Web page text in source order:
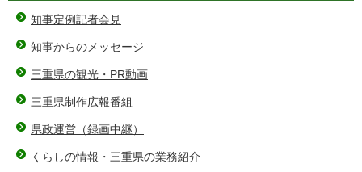
知事定例記者会見
知事からのメッセージ
三重県の観光・PR動画
三重県制作広報番組
県政運営（録画中継）
くらしの情報・三重県の業務紹介